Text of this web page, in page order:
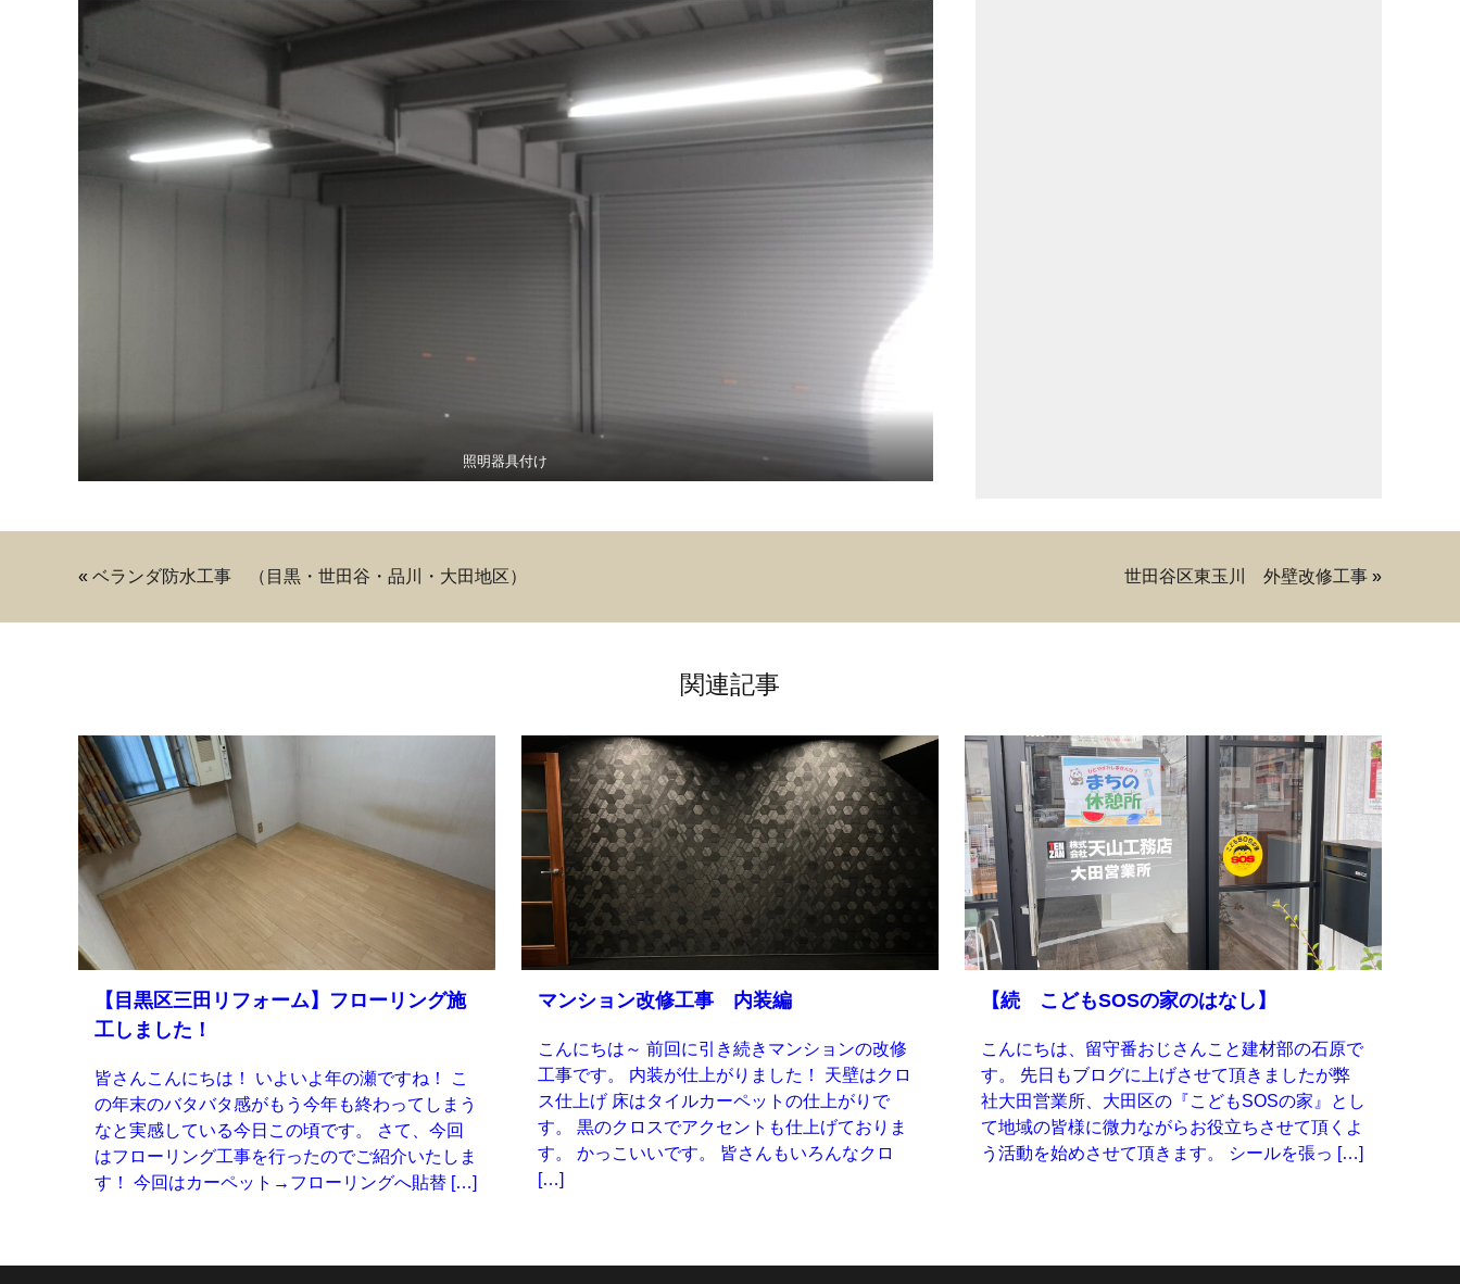
照明器具付け
« ベランダ防水工事 （目黒・世田谷・品川・大田地区） 世田谷区東玉川 外壁改修工事 »
関連記事
【目黒区三田リフォーム】フローリング施
工しました！
皆さんこんにちは！ いよいよ年の瀬ですね！ こ
の年末のバタバタ感がもう今年も終わってしまう
なと実感している今日この頃です。 さて、今回
はフローリング工事を行ったのでご紹介いたしま
す！ 今回はカーペット→フローリングへ貼替 […]
マンション改修工事 内装編
こんにちは～ 前回に引き続きマンションの改修
工事です。 内装が仕上がりました！ 天壁はクロ
ス仕上げ 床はタイルカーペットの仕上がりで
す。 黒のクロスでアクセントも仕上げておりま
す。 かっこいいです。 皆さんもいろんなクロ
[…]
【続 こどもSOSの家のはなし】
こんにちは、留守番おじさんこと建材部の石原で
す。 先日もブログに上げさせて頂きましたが弊
社大田営業所、大田区の『こどもSOSの家』とし
て地域の皆様に微力ながらお役立ちさせて頂くよ
う活動を始めさせて頂きます。 シールを張っ […]